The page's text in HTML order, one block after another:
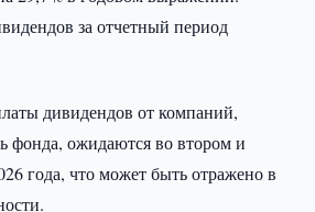
за отчетный период
дивидендов от компаний,
фонда, ожидаются во втором и
года, что может быть отражено в